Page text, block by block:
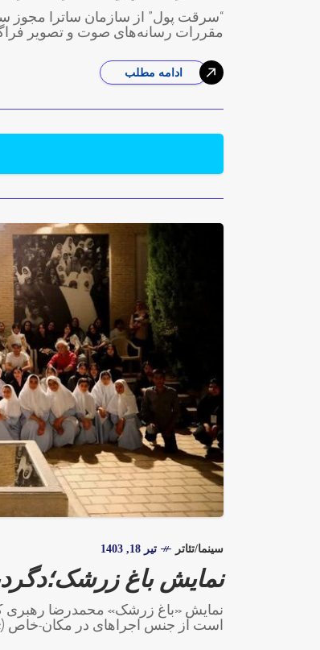
“سرقت پول” از سازمان ساترا
مقررات رسانه‌های صوت و تصویر
ادامه مطلب
سینما/تئاتر تیر 18, 1403
نمایش باغ
نمایش «باغ زرشک» محمدرضا رهبری
است از جنس اجراهای در مکان-خاص (site-specific). کوشک دوره پهلوی اول و مکان فعلی